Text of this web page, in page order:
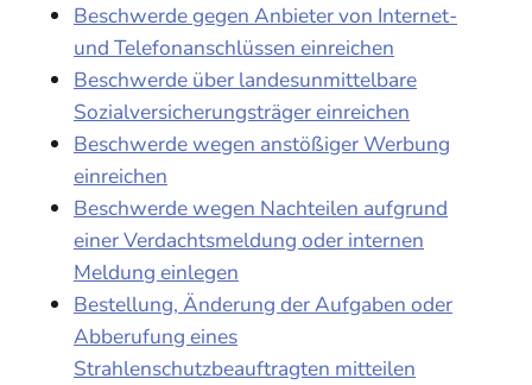
Beschwerde gegen Anbieter von Internet-
und Telefonanschlüssen einreichen
Beschwerde über landesunmittelbare
Sozialversicherungsträger einreichen
Beschwerde wegen anstößiger Werbung
einreichen
Beschwerde wegen Nachteilen aufgrund
einer Verdachtsmeldung oder internen
Meldung einlegen
Bestellung, Änderung der Aufgaben oder
Abberufung eines
Strahlenschutzbeauftragten mitteilen